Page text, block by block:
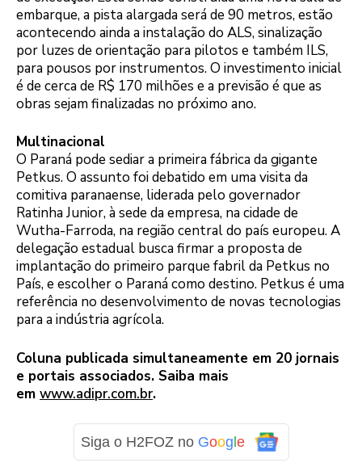
embarque, a pista alargada será de 90 metros, estão
acontecendo ainda a instalação do ALS, sinalização
por luzes de orientação para pilotos e também ILS,
para pousos por instrumentos. O investimento inicial
é de cerca de R$ 170 milhões e a previsão é que as
obras sejam finalizadas no próximo ano.
Multinacional
O Paraná pode sediar a primeira fábrica da gigante
Petkus. O assunto foi debatido em uma visita da
comitiva paranaense, liderada pelo governador
Ratinha Junior, à sede da empresa, na cidade de
Wutha-Farroda, na região central do país europeu. A
delegação estadual busca firmar a proposta de
implantação do primeiro parque fabril da Petkus no
País, e escolher o Paraná como destino. Petkus é uma
referência no desenvolvimento de novas tecnologias
para a indústria agrícola.
Coluna publicada simultaneamente em 20 jornais
e portais associados. Saiba mais
em www.adipr.com.br.
Siga o H2FOZ no Goog e